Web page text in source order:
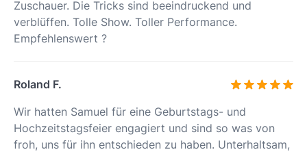
Zuschauer. Die Tricks sind beeindruckend und
verblüffen. Tolle Show. Toller Performance.
Empfehlenswert ?
Roland F.
Wir hatten Samuel für eine Geburtstags- und
Hochzeitstagsfeier engagiert und sind so was von
froh, uns für ihn entschieden zu haben. Unterhaltsam,